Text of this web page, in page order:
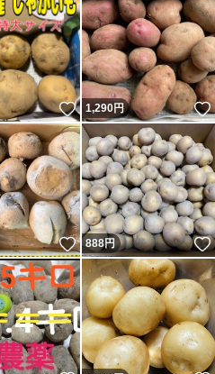
いいね！
1,290円
いいね！
888円